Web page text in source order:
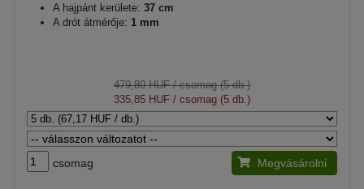
A hajpánt kerülete: 37 cm
A drót átmérője: 1 mm
479,80 HUF/ csomag (5 db.)
335,85 HUF / csomag (5 db.)
csomag Megvásárolni